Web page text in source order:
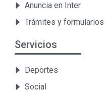
Anuncia en Inter
Trámites y formularios
Servicios
Deportes
Social